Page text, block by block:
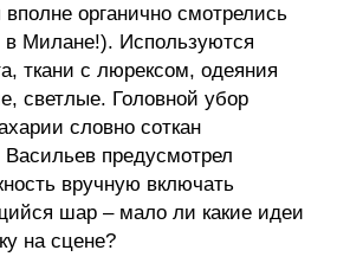
органично смотрелись
Милане!). Используются
ткани с люрексом, одеяния
светлые. Головной убор
словно соткан
предусмотрел
вручную включать
шар – мало ли какие идеи
на сцене?